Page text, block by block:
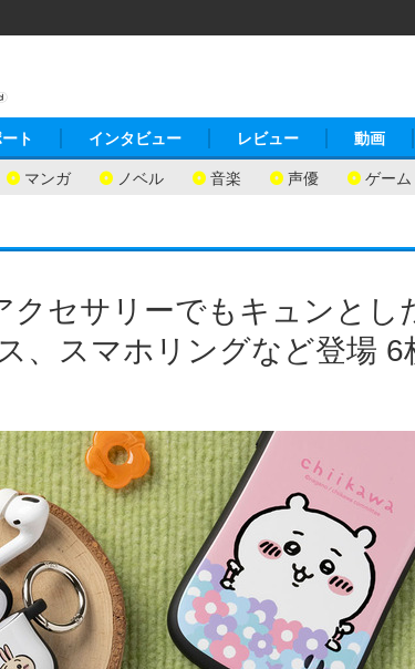
マンガ ノベル 音楽 声優 ゲーム
ト インタビュー レビュー 動画
クセサリーでもキュンとし
、スマホリングなど登場 6